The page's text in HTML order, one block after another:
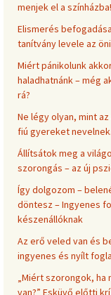
menjek el a színházba!
Elismerés
tanítvány levele az
Miért pánikolunk
haladhatnánk – még
rá?
Ne légy olyan, mint
fiú gyereket nevelnek.
Állítsátok meg a
szorongás – az új
Így dolgozom –
döntesz – Ingyenes
készenállóknak
Az erő veled van és
ingyenes és nyílt
„Miért szorongok, ha
van?” Esküvő előtti